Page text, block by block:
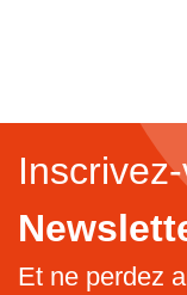
Et ne perdez